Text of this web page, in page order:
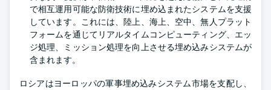
で相互運用可能な防衛技術に埋め込まれたシステムを支援
しています。これには、陸上、海上、空中、無人プラット
フォームを通じてリアルタイムコンピューティング、エッ
ジ処理、ミッション処理を向上させる埋め込みシステムが
含まれます。
ロシアはヨーロッパの軍事埋め込みシステム市場を支配し、